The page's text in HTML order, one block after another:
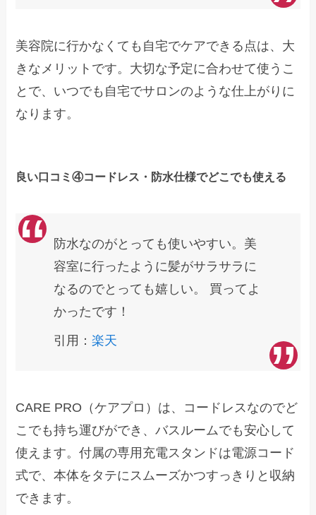
美容院に行かなくても自宅でケアできる点は、大
きなメリットです。大切な予定に合わせて使うこ
とで、いつでも自宅でサロンのような仕上がりに
なります。
良い口コミ④コードレス・防水仕様でどこでも使える
防水なのがとっても使いやすい。美
容室に行ったように髪がサラサラに
なるのでとっても嬉しい。 買ってよ
かったです！
引用：楽天
CARE PRO（ケアプロ）は、コードレスなのでど
こでも持ち運びができ、バスルームでも安心して
使えます。付属の専用充電スタンドは電源コード
式で、本体をタテにスムーズかつすっきりと収納
できます。